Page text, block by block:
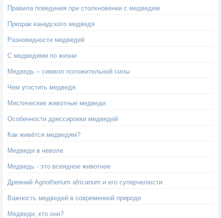
Правила поведения при столкновении с медведем
Призрак канадского медведя
Разновидности медведей
С медведями по жизни
Медведь – символ положительной силы
Чем угостить медведя
Мистические животные медведи
Особенности дрессировки медведей
Как живётся медведям?
Медведи в неволе
Медведь - это всеядное животное
Древний Agriotherium africanum и его суперчелюсти
Важность медведей в современной природе
Медведи, кто они?